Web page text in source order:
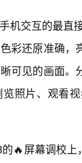
机交互的最直
彩还原准确
可见的画面
照片、观看
🔥屏幕调校